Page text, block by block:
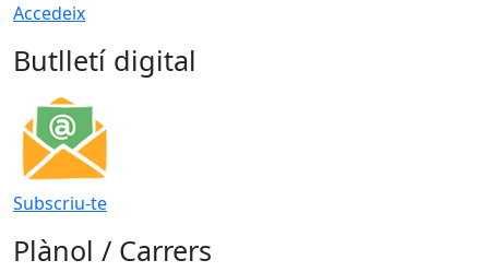
Accedeix
Butlletí digital
Subscriu-te
Plànol / Carrers